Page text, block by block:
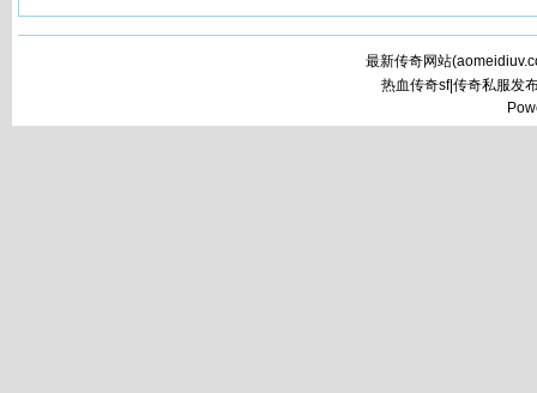
最新传奇网站(
热血传奇sf|传奇私服发